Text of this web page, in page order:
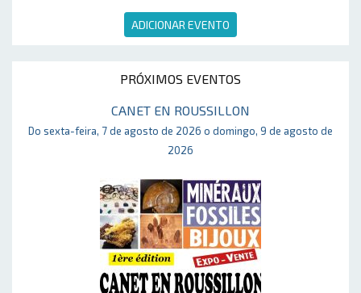
ADICIONAR EVENTO
PRÓXIMOS EVENTOS
CANET EN ROUSSILLON
Do sexta-feira, 7 de agosto de 2026 o domingo, 9 de agosto de
2026